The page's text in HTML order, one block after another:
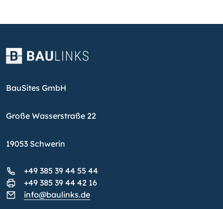
BauSites GmbH
Große Wasserstraße 22
19053 Schwerin
+49 385 39 44 55 44
+49 385 39 44 42 16
info@baulinks.de